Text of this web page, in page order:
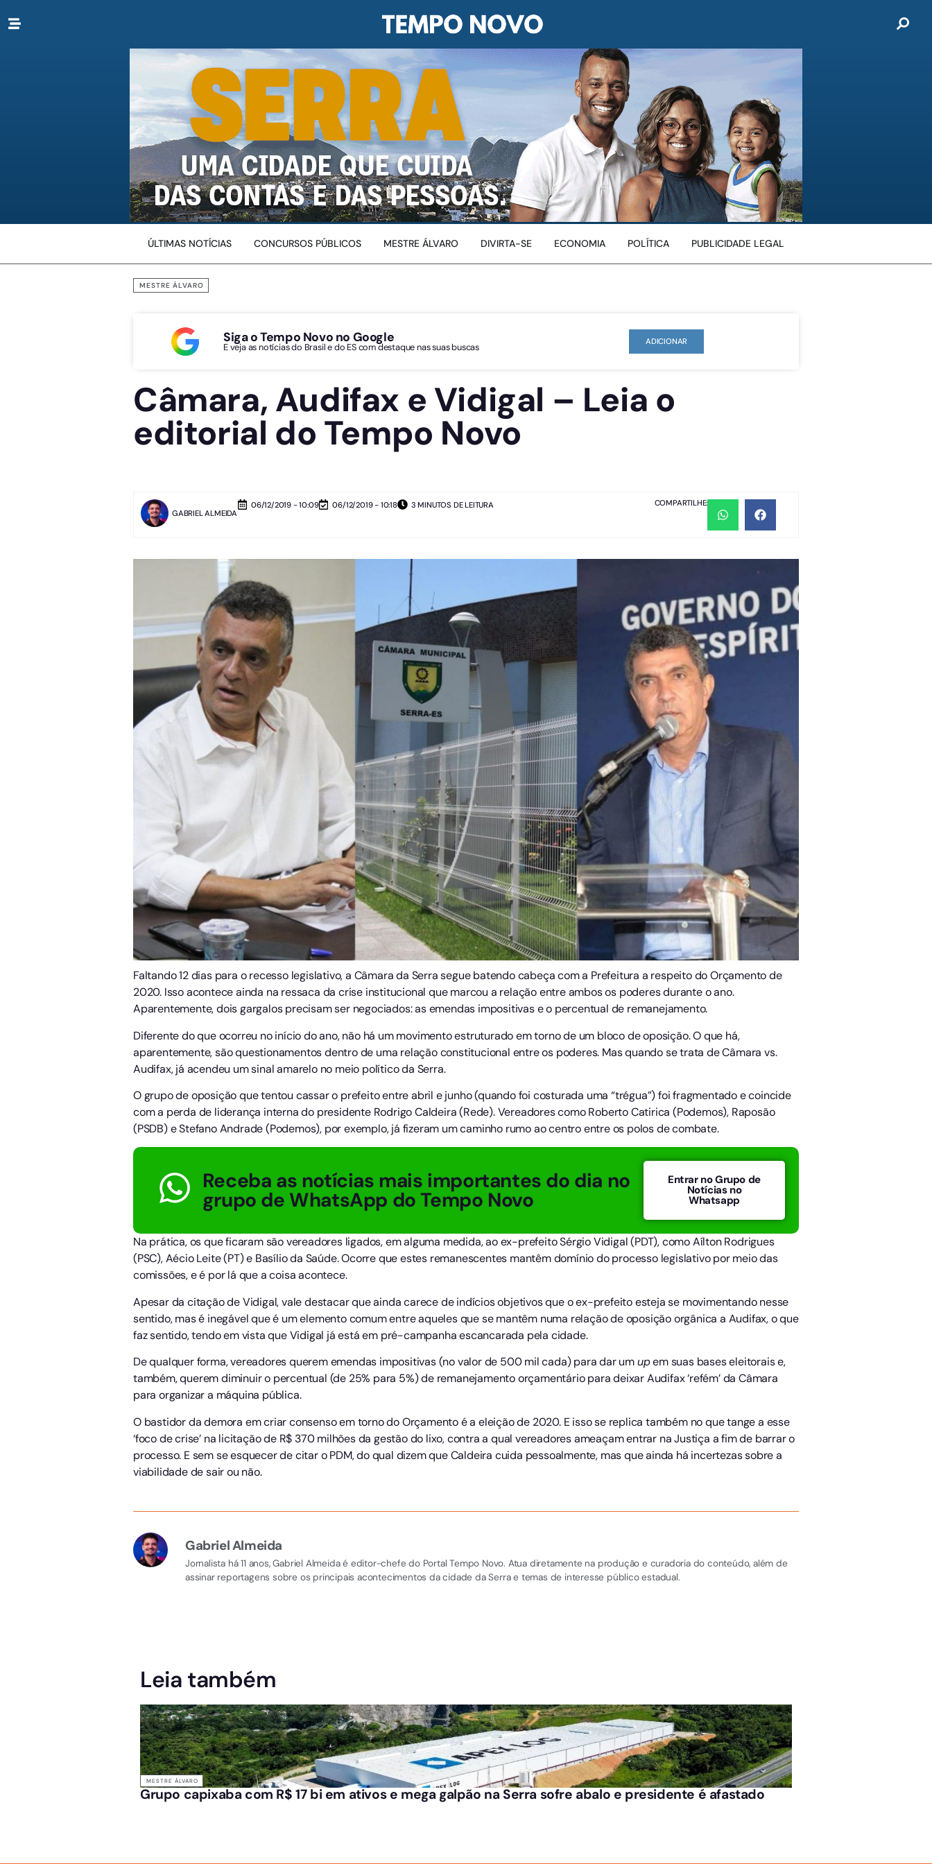
ÚLTIMAS NOTÍCIAS CONCURSOS PÚBLICOS MESTRE ÁLVARO DIVIRTA-SE ECONOMIA POLÍTICA PUBLICIDADE LEGAL
MESTRE ÁLVARO
Siga o Tempo Novo no Google
E veja as notícias do Brasil e do ES com destaque nas suas buscas ADICIONAR
Câmara, Audifax e Vidigal – Leia o
editorial do Tempo Novo
GABRIEL ALMEIDA
06/12/2019 - 10:09 06/12/2019 - 10:18 3 MINUTOS DE LEITURA COMPARTILHE:
Faltando 12 dias para o recesso legislativo, a Câmara da Serra segue batendo cabeça com a Prefeitura a respeito do Orçamento de
2020. Isso acontece ainda na ressaca da crise institucional que marcou a relação entre ambos os poderes durante o ano.
Aparentemente, dois gargalos precisam ser negociados: as emendas impositivas e o percentual de remanejamento.
Diferente do que ocorreu no início do ano, não há um movimento estruturado em torno de um bloco de oposição. O que há,
aparentemente, são questionamentos dentro de uma relação constitucional entre os poderes. Mas quando se trata de Câmara vs.
Audifax, já acendeu um sinal amarelo no meio político da Serra.
O grupo de oposição que tentou cassar o prefeito entre abril e junho (quando foi costurada uma “trégua”) foi fragmentado e coincide
com a perda de liderança interna do presidente Rodrigo Caldeira (Rede). Vereadores como Roberto Catirica (Podemos), Raposão
(PSDB) e Stefano Andrade (Podemos), por exemplo, já fizeram um caminho rumo ao centro entre os polos de combate.
Receba as notícias mais importantes do dia no
grupo de WhatsApp do Tempo Novo
Entrar no Grupo de
Notícias no
Whatsapp
Na prática, os que ficaram são vereadores ligados, em alguma medida, ao ex-prefeito Sérgio Vidigal (PDT), como Aílton Rodrigues
(PSC), Aécio Leite (PT) e Basílio da Saúde. Ocorre que estes remanescentes mantêm domínio do processo legislativo por meio das
comissões, e é por lá que a coisa acontece.
Apesar da citação de Vidigal, vale destacar que ainda carece de indícios objetivos que o ex-prefeito esteja se movimentando nesse
sentido, mas é inegável que é um elemento comum entre aqueles que se mantêm numa relação de oposição orgânica a Audifax, o que
faz sentido, tendo em vista que Vidigal já está em pré-campanha escancarada pela cidade.
De qualquer forma, vereadores querem emendas impositivas (no valor de 500 mil cada) para dar umupem suas bases eleitorais e,
também, querem diminuir o percentual (de 25% para 5%) de remanejamento orçamentário para deixar Audifax ‘refém’ da Câmara
para organizar a máquina pública.
O bastidor da demora em criar consenso em torno do Orçamento é a eleição de 2020. E isso se replica também no que tange a esse
‘foco de crise’ na licitação de R$ 370 milhões da gestão do lixo, contra a qual vereadores ameaçam entrar na Justiça a fim de barrar o
processo. E sem se esquecer de citar o PDM, do qual dizem que Caldeira cuida pessoalmente, mas que ainda há incertezas sobre a
viabilidade de sair ou não.
Gabriel Almeida
Jornalista há 11 anos, Gabriel Almeida é editor-chefe do Portal Tempo Novo. Atua diretamente na produção e curadoria do conteúdo, além de
assinar reportagens sobre os principais acontecimentos da cidade da Serra e temas de interesse público estadual.
Leia também
MESTRE ÁLVARO
Grupo capixaba com R$ 17 bi em ativos e mega galpão na Serra sofre abalo e presidente é afastado